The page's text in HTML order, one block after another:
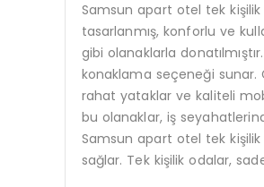
Samsun apart otel tek
tasarlanmış, konforlu ve
gibi olanaklarla
konaklama seçeneği sunar.
rahat yataklar ve kaliteli
bu olanaklar, iş
Samsun apart otel tek kişilik
sağlar. Tek kişilik odalar,